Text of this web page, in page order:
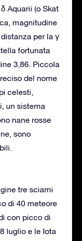
Aquarii (o Skat
magnitudine
per la γ
fortunata
3,86. Piccola
del nome
celesti,
un sistema
nane rosse
sono
tre sciami
di 40 meteore
con picco di
luglio e le Iota